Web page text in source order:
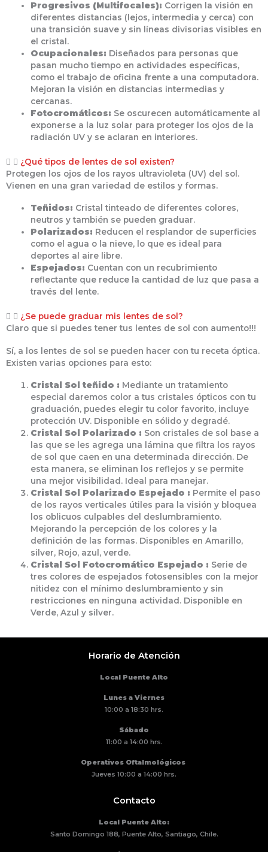
Progresivos (Multifocales): Corrigen la visión en
diferentes distancias (lejos, intermedia y cerca) con
una transición suave y sin líneas divisorias visibles en
el cristal.
Ocupacionales: Diseñados para personas que
pasan mucho tiempo en actividades específicas,
como el trabajo de oficina frente a una computadora.
Mejoran la visión en distancias intermedias y
cercanas.
Fotocromáticos: Se oscurecen automáticamente al
exponerse a la luz solar para proteger los ojos de la
radiación UV y se aclaran en interiores.
¿Qué tipos de lentes de sol existen?
Protegen los ojos de los rayos ultravioleta (UV) del sol.
Vienen en una gran variedad de estilos y formas.
Teñidos: Cristal tinteado de diferentes colores,
neutros y también se pueden graduar.
Polarizados: Reducen el resplandor de superficies
como el agua o la nieve, lo que es ideal para
deportes al aire libre.
Espejados: Cuentan con un recubrimiento
reflectante que reduce la cantidad de luz que pasa a
través del lente.
¿Se puede graduar mis lentes de sol?
Claro que si puedes tener tus lentes de sol con aumento!!!
Sí, a los lentes de sol se pueden hacer con tu receta óptica.
Existen varias opciones para esto:
Cristal Sol teñido : Mediante un tratamiento
especial daremos color a tus cristales ópticos con tu
graduación, puedes elegir tu color favorito, incluye
protección UV. Disponible en sólido y degradé.
Cristal Sol Polarizado : Son cristales de sol base a
las que se les agrega una lámina que filtra los rayos
de sol que caen en una determinada dirección. De
esta manera, se eliminan los reflejos y se permite
una mejor visibilidad. Ideal para manejar.
Cristal Sol Polarizado Espejado : Permite el paso
de los rayos verticales útiles para la visión y bloquea
los oblicuos culpables del deslumbramiento.
Mejorando la percepción de los colores y la
definición de las formas. Disponibles en Amarillo,
silver, Rojo, azul, verde.
Cristal Sol Fotocromático Espejado : Serie de
tres colores de espejados fotosensibles con la mejor
nitidez con el mínimo deslumbramiento y sin
restricciones en ninguna actividad. Disponible en
Verde, Azul y silver.
Horario de Atención
Local Puente Alto
Lunes a Viernes
10:00 a 18:30 hrs.
Sábado
11:00 a 14:00 hrs.
Operativos Oftalmológicos
Jueves 10:00 a 14:00 hrs.
Contacto
Local Puente Alto:
Santo Domingo 188, Puente Alto, Santiago, Chile.